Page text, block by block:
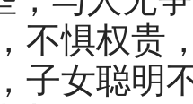
不惧权贵
子女聪明